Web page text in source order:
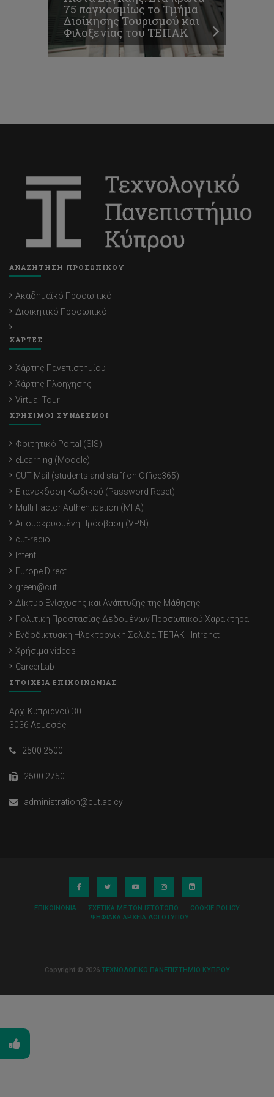
75 παγκοσμίως το Τμήμα
Διοίκησης Τουρισμού και
Φιλοξενίας του ΤΕΠΑΚ
ΑΝΑΖΗΤΗΣΗ ΠΡΟΣΩΠΙΚΟΥ
Ακαδημαϊκό Προσωπικό
Διοικητικό Προσωπικό
ΧΑΡΤΕΣ
Χάρτης Πανεπιστημίου
Χάρτης Πλοήγησης
Virtual Tour
ΧΡΗΣΙΜΟΙ ΣΥΝΔΕΣΜΟΙ
Φοιτητικό Portal (SIS)
eLearning (Moodle)
CUT Mail (students and staff on Office365)
Επανέκδοση Κωδικού (Password Reset)
Multi Factor Authentication (MFA)
Απομακρυσμένη Πρόσβαση (VPN)
cut-radio
Intent
Europe Direct
green@cut
Δίκτυο Ενίσχυσης και Ανάπτυξης της Μάθησης
Πολιτική Προστασίας Δεδομένων Προσωπικού Χαρακτήρα
Ενδοδικτυακή Ηλεκτρονική Σελίδα ΤΕΠΑΚ - Intranet
Χρήσιμα videos
CareerLab
ΣΤΟΙΧΕΙΑ ΕΠΙΚΟΙΝΩΝΙΑΣ
Αρχ. Κυπριανού 30
3036 Λεμεσός
2500 2500
2500 2750
administration@cut.ac.cy
ΕΠΙΚΟΙΝΩΝΊΑ ΣΧΕΤΙΚΆ ΜΕ ΤΟΝ ΙΣΤΌΤΟΠΟ
COOKIE POLICY
ΨΗΦΙΑΚΆ ΑΡΧΕΊΑ ΛΟΓΌΤΥΠΟΥ
Copyright © 2026 ΤΕΧΝΟΛΟΓΙΚΟ ΠΑΝΕΠΙΣΤΗΜΙΟ ΚΥΠΡΟΥ